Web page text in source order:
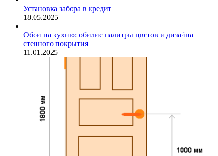
Установка забора в кредит
18.05.2025
Обои на кухню: обилие палитры цветов и дизайна
стенного покрытия
11.01.2025